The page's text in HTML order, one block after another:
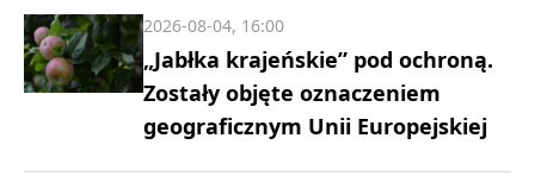
„Jabłka krajeńskie” pod ochroną.
Zostały objęte oznaczeniem
geograficznym Unii Europejskiej
2026-08-04, 16:00